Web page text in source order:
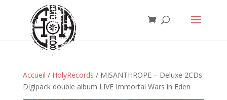
Accueil / HolyRecords / MISANTHROPE – Deluxe 2CDs
Digipack double album LIVE Immortal Wars in Eden